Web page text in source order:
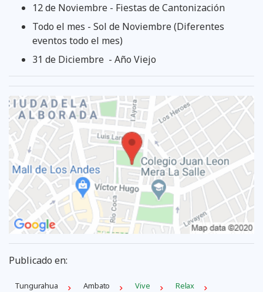
12 de Noviembre - Fiestas de Cantonización
Todo el mes - Sol de Noviembre (Diferentes
eventos todo el mes)
31 de Diciembre - Año Viejo
Publicado en:
Tungurahua Ambato Vive
Relax